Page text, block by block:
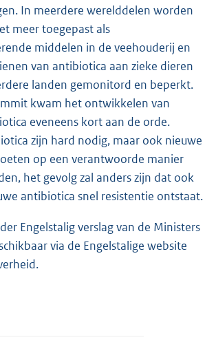
In meerdere werelddelen worden
meer toegepast als
middelen in de veehouderij en
van antibiotica aan zieke dieren
landen gemonitord en beperkt.
kwam het ontwikkelen van
eveneens kort aan de orde.
zijn hard nodig, maar ook nieuwe
op een verantwoorde manier
het gevolg zal anders zijn dat ook
antibiotica snel resistentie ontstaat.
Engelstalig verslag van de Ministers
via de Engelstalige website